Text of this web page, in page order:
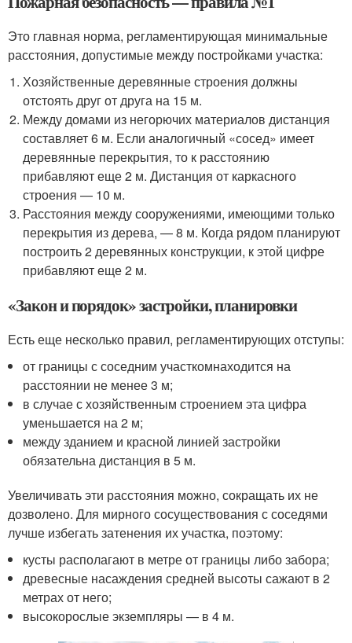
Это главная норма, регламентирующая минимальные
расстояния, допустимые между постройками участка:
Хозяйственные деревянные строения должны
отстоять друг от друга на 15 м.
Между домами из негорючих материалов дистанция
составляет 6 м. Если аналогичный «сосед» имеет
деревянные перекрытия, то к расстоянию
прибавляют еще 2 м. Дистанция от каркасного
строения — 10 м.
Расстояния между сооружениями, имеющими только
перекрытия из дерева, — 8 м. Когда рядом планируют
построить 2 деревянных конструкции, к этой цифре
прибавляют еще 2 м.
«Закон и порядок» застройки, планировки
Есть еще несколько правил, регламентирующих отступы:
от границы с соседним участкомнаходится на
расстоянии не менее 3 м;
в случае с хозяйственным строением эта цифра
уменьшается на 2 м;
между зданием и красной линией застройки
обязательна дистанция в 5 м.
Увеличивать эти расстояния можно, сокращать их не
дозволено. Для мирного сосуществования с соседями
лучше избегать затенения их участка, поэтому:
кусты располагают в метре от границы либо забора;
древесные насаждения средней высоты сажают в 2
метрах от него;
высокорослые экземпляры — в 4 м.